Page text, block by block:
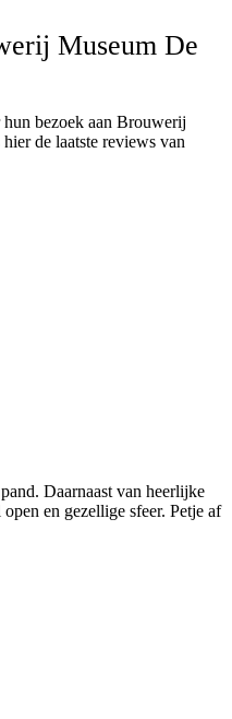
Museum De
bezoek aan Brouwerij
de laatste reviews van
Daarnaast van heerlijke
en gezellige sfeer. Petje af